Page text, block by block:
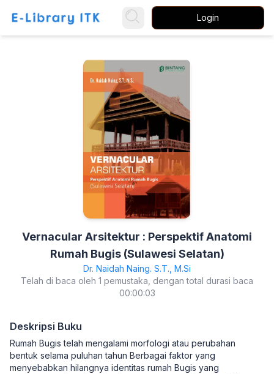
Login
Vernacular Arsitektur : Perspektif Anatomi
Rumah Bugis (Sulawesi Selatan)
Dr. Naidah Naing. S.T., M.Si
Telah di baca oleh 1 pemustaka, dengan total durasi baca
00:00:03
Deskripsi Buku
Rumah Bugis telah mengalami morfologi atau perubahan
bentuk selama puluhan tahun Berbagai faktor yang
menyebabkan hilangnya identitas rumah Bugis yang